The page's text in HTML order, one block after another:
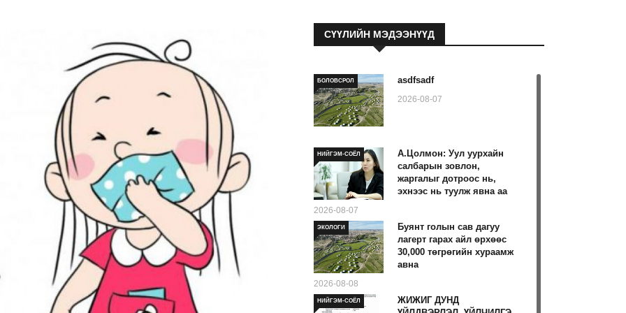
СҮҮЛИЙН МЭДЭЭНҮҮД
БОЛОВСРОЛ asdfsadf
2026-08-07
НИЙГЭМ-СОЁЛ
А.Цолмон: Уул уурхайн
салбарын зовлон,
жаргалыг дотроос нь,
эхнээс нь туулж явна аа
2026-08-07
ЭКОЛОГИ
Буянт голын сав дагуу
лагерт гарах айл өрхөөс
30,000 төгрөгийн хураамж
авна
2026-08-08
НИЙГЭМ-СОЁЛ
ЖИЖИГ ДУНД